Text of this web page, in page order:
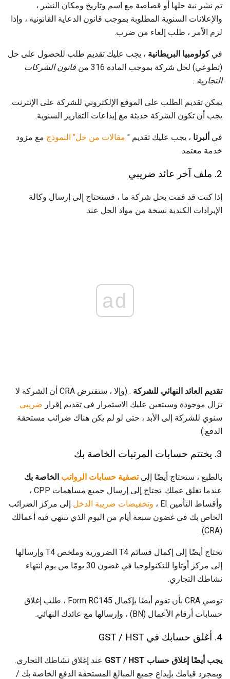
تم نشر نية حلها أو قصاصة مع اسم وتاريخ ومكان النشر ،
والإعلانات السنوية المطلوبة بموجب قانون الدعاية القانونية ، وإذا
لزم الأمر ، طلب إلغاء من ضرب.
فيكولومبيا البريطانية ، يجب عليك تقديم طلب للحصول على حل
(تطوعي) لحل شركة بموجب المادة 316 من
قانون الشركات
التجارية .
يمكن تقديم الطلب على الموقع الإلكتروني للشركة على الإنترنت.
يجب أن تكون الشركة حديثة مع إيداعات التقارير السنوية.
في ألبرتا ، يجب عليك تقديم " مقالات من حل" النموذج مع مزود
خدمة معتمد.
2. ملف آخر عائد ضريبي
إذا كنت قد قمت بحل شركة ما ، فستحتاج إلى إرسال وكالة
الإيرادات الكندية نسخة من مواد الحل عند
ad
تقديم العائد النهائي للشركة
. (وإلا ، ستفترض CRA أن الشركة لا
تزال موجودة وسيتعين عليك الاستمرار في تقديم إقرار ضريبي
سنوي للشركة إلى الأبد ، حتى لو لم يكن هناك ضرائب مستحقة
الدفع.)
3. يختتم حسابات المرتبات الخاصة بك
بالطبع ، ستحتاج أيضًا إلىتصفية حسابات الرواتب الخاصة بك
عندما تغلق عملك. تحتاج إلى إرسال جميع مساهمات CPP ،
وأقساط التأمين EI ،
وتخفيضات ضريبة الدخل إلى مركز الضرائب
الخاص بك في غضون سبعة أيام من اليوم الذي تنتهي فيه أعمالك
(CRA).
تحتاج أيضًا إلى إكمال قسائم T4 الضرورية وملخص T4 وإرسالها
إلى مركز أوتاوا للتكنولوجيا في غضون 30 يومًا من يوم انتهاء
نشاطك التجاري.
توصي CRA بأن تقوم أيضًا بإكمال Form RC145 ، طلب إغلاق
حسابات أرقام الأعمال (BN) ، وإرسالها مع عائدك النهائي.
4. أغلق حسابك في GST / HST
يجب أيضًا إغلاق حساب GST / HST
عند إغلاق نشاطك التجاري.
وبمجرد قيامك بإيداع جميع المبالغ المستحقة الدفع الخاصة بك /